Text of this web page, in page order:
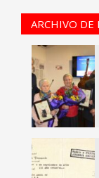
ARCHIVO DE